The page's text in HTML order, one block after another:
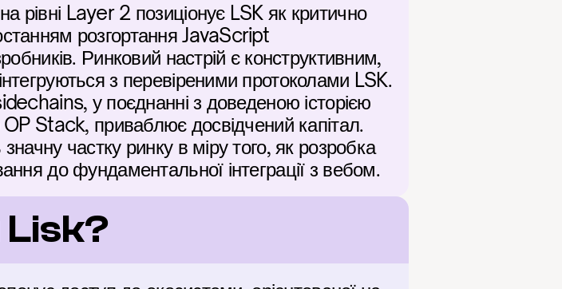
Layer 2 позиціонує LSK як критично
розгортання JavaScript
Ринковий настрій є конструктивним,
з перевіреними протоколами LSK.
у поєднанні з доведеною історією
OP Stack, приваблює досвідчений капітал.
частку ринку в міру того, як розробка
до фундаментальної інтеграції з вебом.
Lisk?